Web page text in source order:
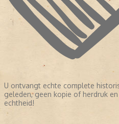
U ontvangt echte complete
geleden, geen kopie of herdruk
echtheid!